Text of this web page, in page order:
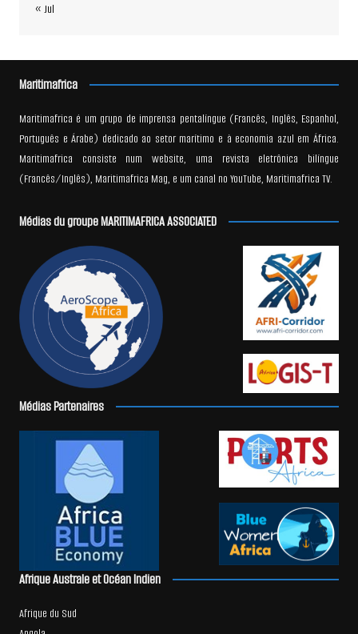
« Jul
Maritimafrica
Maritimafrica é um grupo de imprensa pentalíngue (Francês, Inglês, Espanhol,
Português e Árabe) dedicado ao setor marítimo e à economia azul em África.
Maritimafrica consiste num website, uma revista eletrônica bilíngue
(Francês/Inglês), Maritimafrica Mag, e um canal no YouTube, Maritimafrica TV.
Médias du groupe MARITIMAFRICA ASSOCIATED
Médias Partenaires
Afrique Australe et Océan Indien
Afrique du Sud